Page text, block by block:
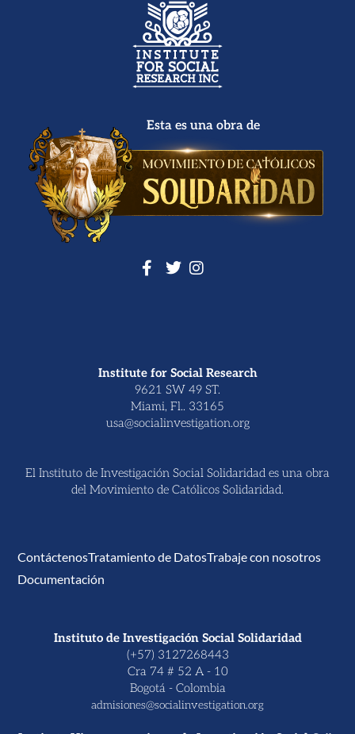
Esta es una obra de
Institute for Social Research
9621 SW 49 ST.
Miami, Fl.. 33165
usa@socialinvestigation.org
El Instituto de Investigación Social Solidaridad es una obra
del Movimiento de Católicos Solidaridad.
ContáctenosTratamiento de DatosTrabaje con nosotros
Documentación
Instituto de Investigación Social Solidaridad
(+57) 3127268443
Cra 74 # 52 A - 10
Bogotá - Colombia
admisiones@socialinvestigation.org